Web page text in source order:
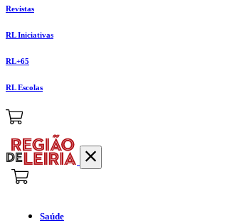
Revistas
RL Iniciativas
RL+65
RL Escolas
Saúde